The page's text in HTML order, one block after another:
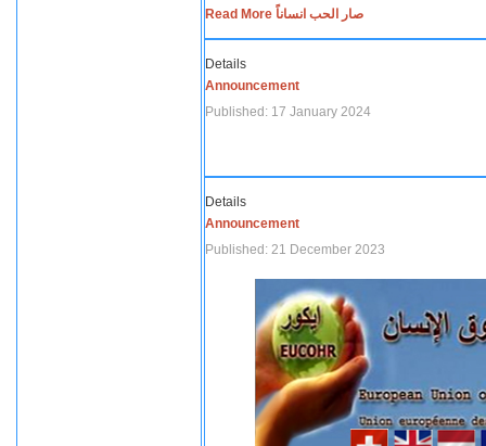
Read More صار الحب انساناً
Details
Announcement
Published: 17 January 2024
Details
Announcement
Published: 21 December 2023